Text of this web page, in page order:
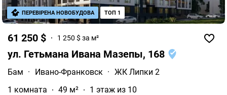
61 250 $ 1 250 $ за м²
ул. Гетьмана Ивана Мазепы, 168
Бам · Ивано-Франковск · ЖК Липки 2
1 комната
49 м² 1 этаж из 10
ПЕРЕВІРЕНА НОВОБУДОВА ТОП 1